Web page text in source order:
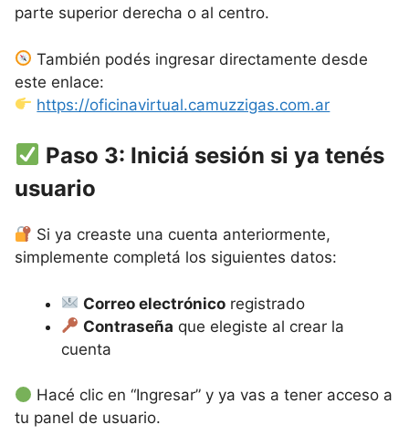
parte superior derecha o al centro.
También podés ingresar directamente desde
este enlace:
https://oficinavirtual.camuzzigas.com.ar
Paso 3: Iniciá sesión si ya tenés
usuario
Si ya creaste una cuenta anteriormente,
simplemente completá los siguientes datos:
Correo electrónico registrado
Contraseña que elegiste al crear la
cuenta
Hacé clic en “Ingresar” y ya vas a tener acceso a
tu panel de usuario.